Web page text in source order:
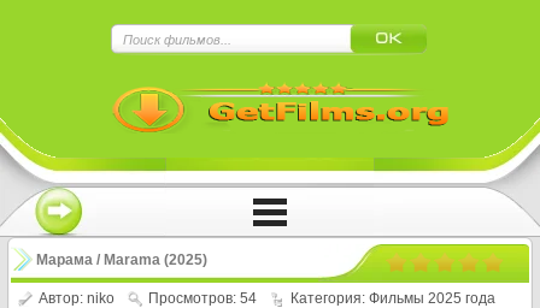
Марама / Marama (2025)
Автор: niko Просмотров: 54 Категория: Фильмы 2025 года
Нажмите на
!!!Если Вы с телефона сперва нажмите на
троеточие в правом верхнем углу!!!